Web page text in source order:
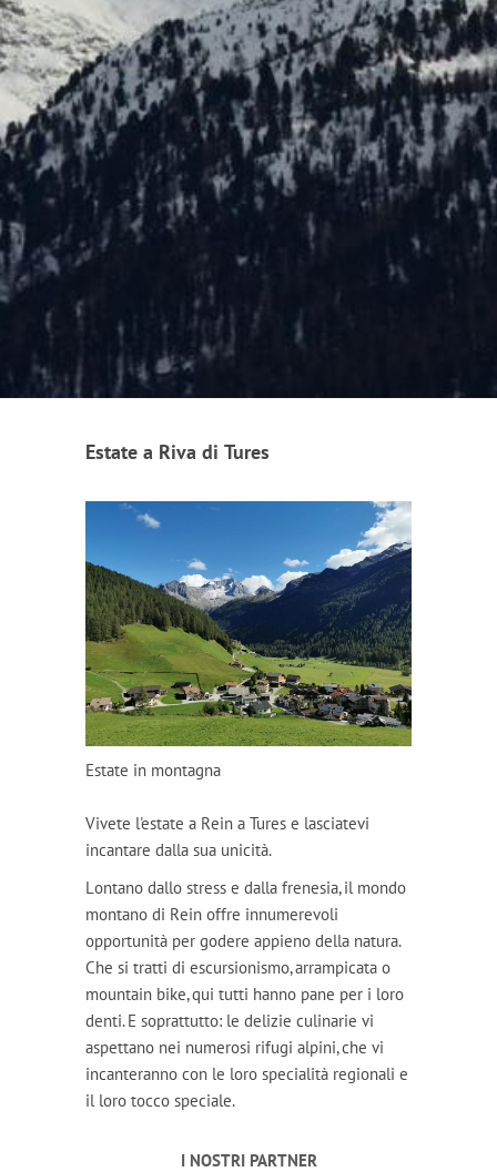
Estate a Riva di Tures
Estate in montagna
Vivete l'estate a Rein a Tures e lasciatevi
incantare dalla sua unicità.
Lontano dallo stress e dalla frenesia, il mondo
montano di Rein offre innumerevoli
opportunità per godere appieno della natura.
Che si tratti di escursionismo, arrampicata o
mountain bike, qui tutti hanno pane per i loro
denti. E soprattutto: le delizie culinarie vi
aspettano nei numerosi rifugi alpini, che vi
incanteranno con le loro specialità regionali e
il loro tocco speciale.
I NOSTRI PARTNER